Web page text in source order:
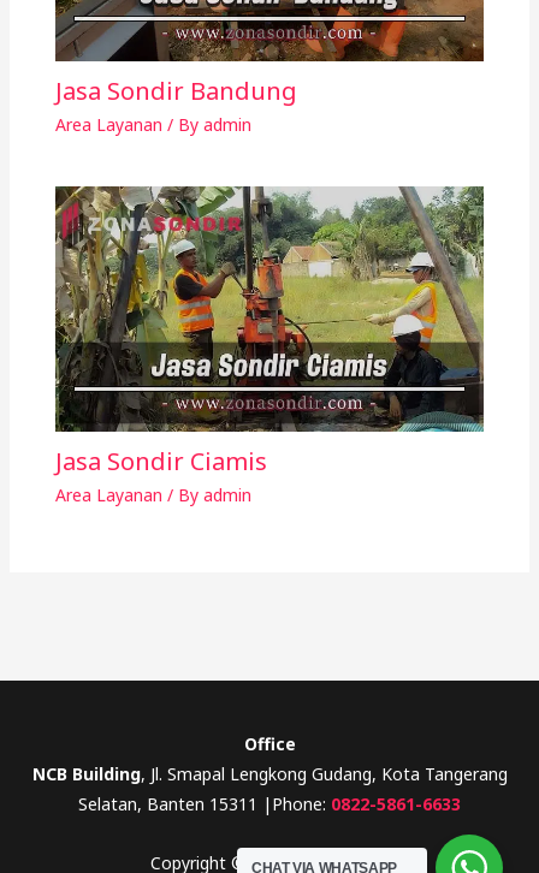
Jasa Sondir Bandung
Area Layanan / By admin
Jasa Sondir Ciamis
Area Layanan / By admin
Office
NCB Building, Jl. Smapal Lengkong Gudang, Kota Tangerang
Selatan, Banten 15311 |Phone: 0822-5861-6633
Copyright © 2026 Zona Sondir
CHAT VIA WHATSAPP